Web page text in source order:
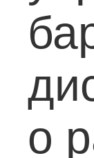
о